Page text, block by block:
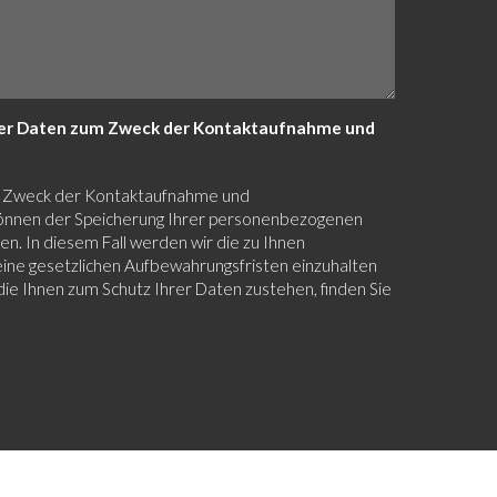
Daten zum Zweck der Kontaktaufnahme und
der Kontaktaufnahme und
der Speicherung Ihrer personenbezogenen
In diesem Fall werden wir die zu Ihnen
gesetzlichen Aufbewahrungsfristen einzuhalten
Ihnen zum Schutz Ihrer Daten zustehen, finden Sie